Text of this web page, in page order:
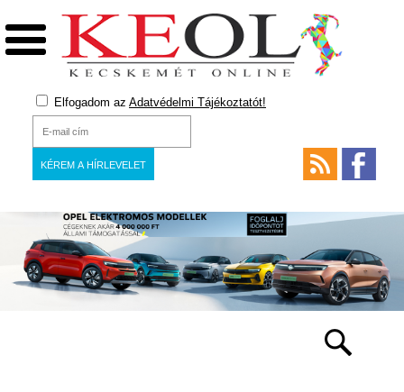
Elfogadom az Adatvédelmi Tájékoztatót!